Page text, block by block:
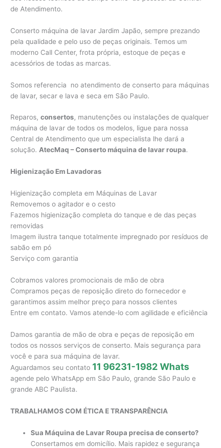
de Atendimento.
Conserto máquina de lavar Jardim Japão, sempre prezando
pela qualidade e pelo uso de peças originais. Temos um
moderno Call Center, frota própria, estoque de peças e
acessórios de todas as marcas.
Somos referencia no atendimento de conserto para máquinas
de lavar, secar e lava e seca em São Paulo.
Reparos,consertos, manutenções ou instalações de qualquer
máquina de lavar de todos os modelos, ligue para nossa
Central de Atendimento que um especialista lhe dará a
solução.AtecMaq – Conserto máquina de lavar roupa.
Higienização Em Lavadoras
Higienização completa em Máquinas de Lavar
Removemos o agitador e o cesto
Fazemos higienização completa do tanque e de das peças
removidas
Imagem ilustra tanque totalmente impregnado por resíduos de
sabão em pó
Serviço com garantia
Cobramos valores promocionais de mão de obra
Compramos peças de reposição direto do fornecedor e
garantimos assim melhor preço para nossos clientes
Entre em contato. Vamos atende-lo com agilidade e eficiência
Damos garantia de mão de obra e peças de reposição em
todos os nossos serviços de conserto. Mais segurança para
você e para sua máquina de lavar.
Aguardamos seu contato 11 96231-1982 Whats
agende pelo WhatsApp em São Paulo, grande São Paulo e
grande ABC Paulista.
TRABALHAMOS COM ÉTICA E TRANSPARÊNCIA
Sua Máquina de Lavar Roupa precisa de conserto?
Consertamos em domicílio. Mais rapidez e segurança